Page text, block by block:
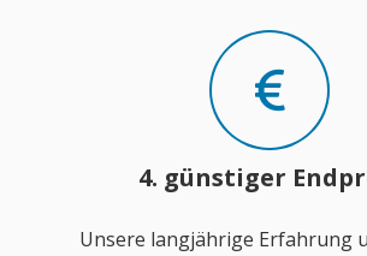
4. günstiger
Unsere langjährige Erfahrung